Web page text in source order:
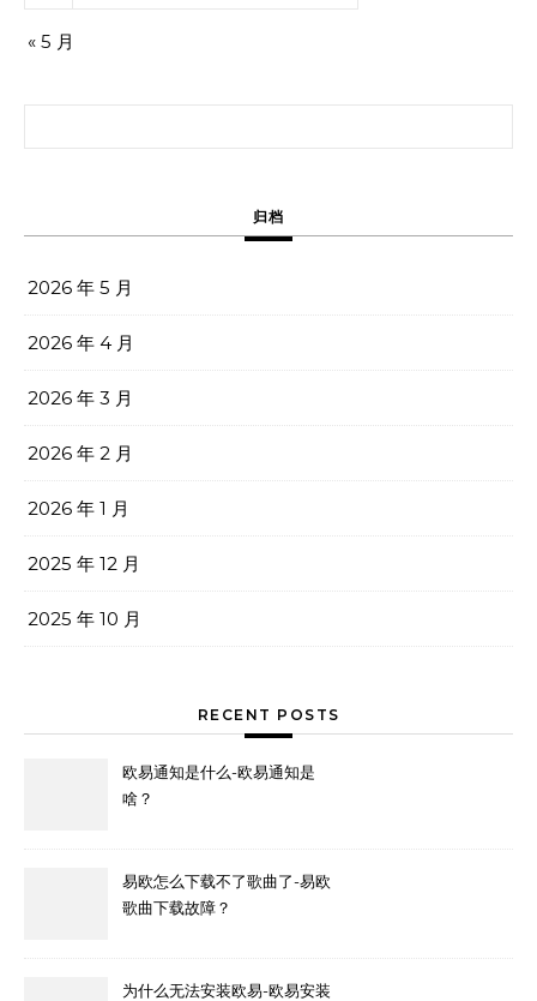
« 5 月
归档
2026 年 5 月
2026 年 4 月
2026 年 3 月
2026 年 2 月
2026 年 1 月
2025 年 12 月
2025 年 10 月
RECENT POSTS
欧易通知是什么-欧易通知是
啥？
易欧怎么下载不了歌曲了-易欧
歌曲下载故障？
为什么无法安装欧易-欧易安装